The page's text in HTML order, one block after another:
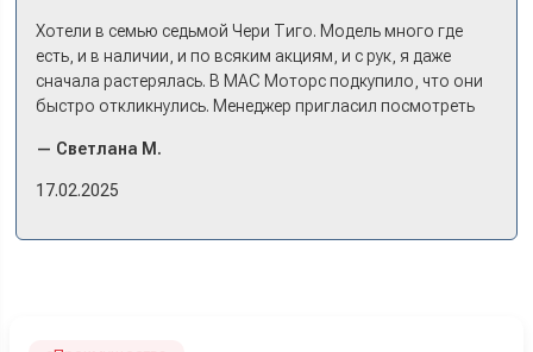
Хотели в семью седьмой Чери Тиго. Модель много где
есть, и в наличии, и по всяким акциям, и с рук, я даже
сначала растерялась. В МАС Моторс подкупило, что они
быстро откликнулись. Менеджер пригласил посмотреть
примериться. Нам тут недалеко, пришли в салон - и в тот
же день купили машину! Неожиданно, но довольны! Все
— Светлана М.
17.02.2025